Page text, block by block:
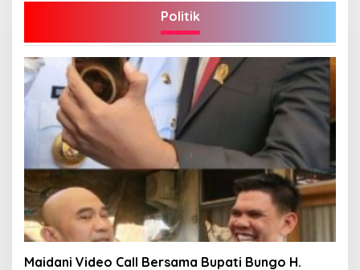
Politik
Maidani Video Call Bersama Bupati Bungo H.